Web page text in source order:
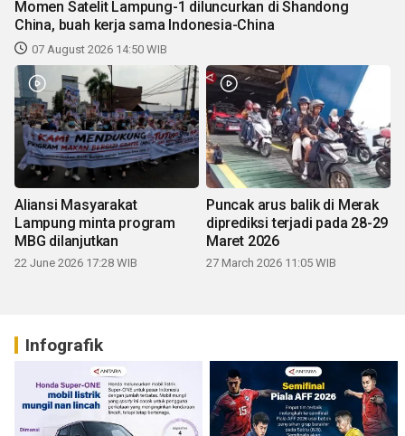
Momen Satelit Lampung-1 diluncurkan di Shandong
China, buah kerja sama Indonesia-China
07 August 2026 14:50 WIB
Aliansi Masyarakat
Lampung minta program
MBG dilanjutkan
22 June 2026 17:28 WIB
Puncak arus balik di Merak
diprediksi terjadi pada 28-29
Maret 2026
27 March 2026 11:05 WIB
Infografik